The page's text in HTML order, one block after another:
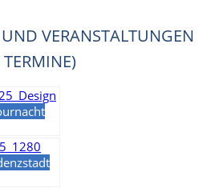
VERANSTALTUNGEN